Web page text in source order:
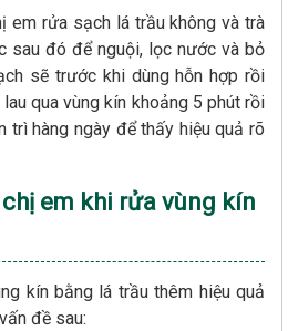
em rửa sạch lá trầu không và trà
sau đó để nguội, lọc nước và bỏ
sẽ trước khi dùng hỗn hợp rồi
qua vùng kín khoảng 5 phút rồi
trì hàng ngày để thấy hiệu quả rõ
em khi rửa vùng kín
kín bằng lá trầu thêm hiệu quả
đề sau: